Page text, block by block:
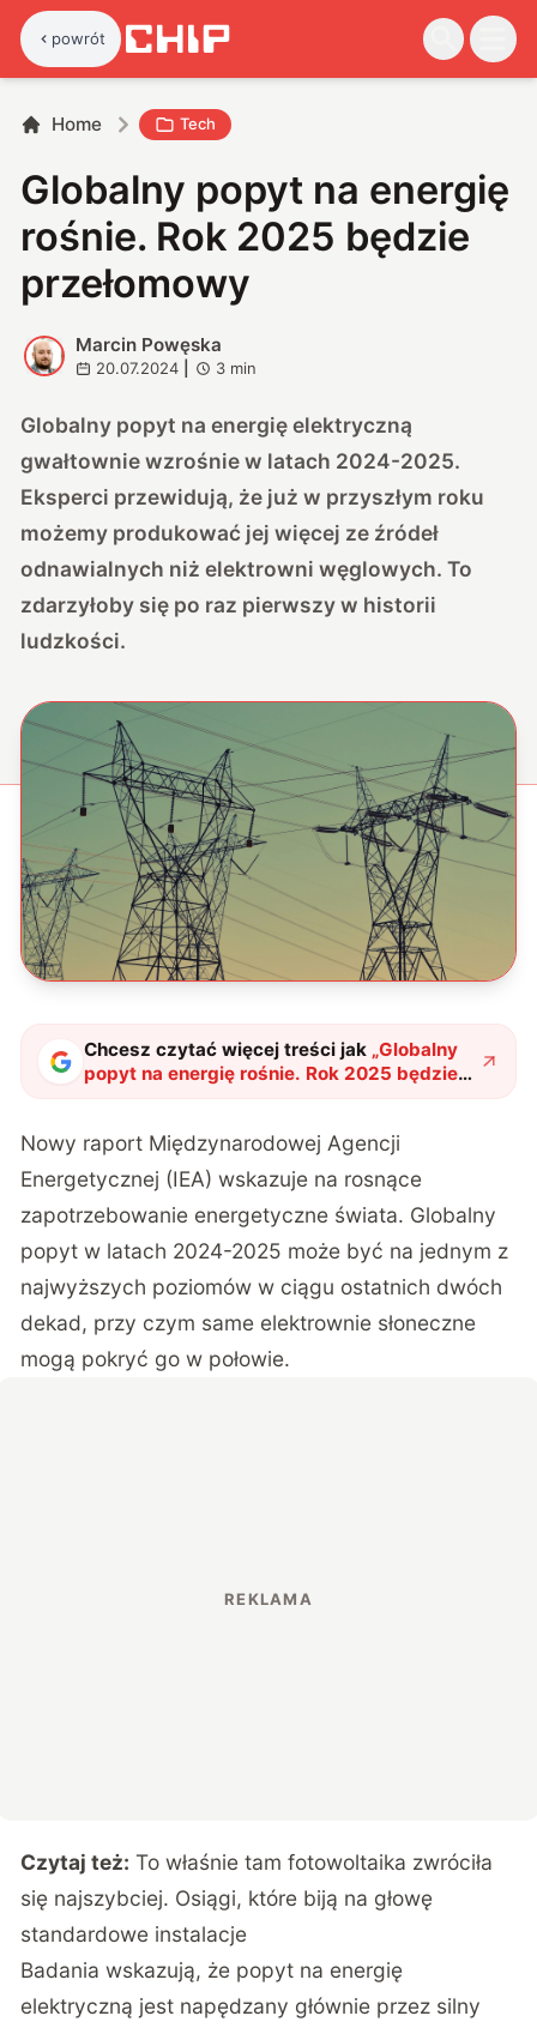
powrót
Home Tech
Globalny popyt na energię
rośnie. Rok 2025 będzie
przełomowy
M
Marcin Powęska
20.07.2024 3 min
Globalny popyt na energię elektryczną
gwałtownie wzrośnie w latach 2024-2025.
Eksperci przewidują, że już w przyszłym roku
możemy produkować jej więcej ze źródeł
odnawialnych niż elektrowni węglowych. To
zdarzyłoby się po raz pierwszy w historii
ludzkości.
Chcesz czytać więcej treści jak „Globalny
popyt na energię rośnie. Rok 2025 będzie
przełomowy"?
Nowy raport Międzynarodowej Agencji
Energetycznej (IEA) wskazuje na rosnące
zapotrzebowanie energetyczne świata. Globalny
popyt w latach 2024-2025 może być na jednym z
najwyższych poziomów w ciągu ostatnich dwóch
dekad, przy czym same elektrownie słoneczne
mogą pokryć go w połowie.
Czytaj też: To właśnie tam fotowoltaika zwróciła
się najszybciej. Osiągi, które biją na głowę
standardowe instalacje
Badania wskazują, że popyt na energię
elektryczną jest napędzany głównie przez silny